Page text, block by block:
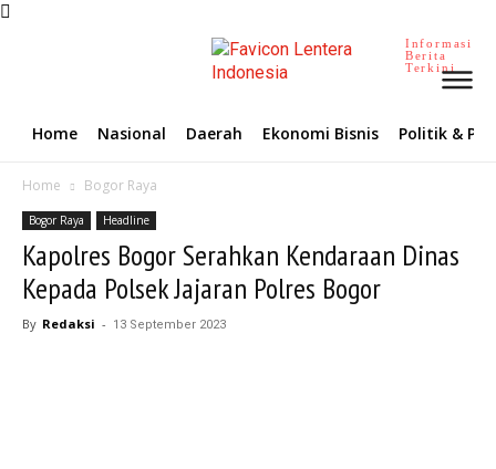
Informasi
Berita
Terkini
Home Nasional Daerah Ekonomi Bisnis Politik &
Home Bogor Raya
Bogor Raya Headline
Kapolres Bogor Serahkan Kendaraan Dinas
Kepada Polsek Jajaran Polres Bogor
By Redaksi - 13 September 2023